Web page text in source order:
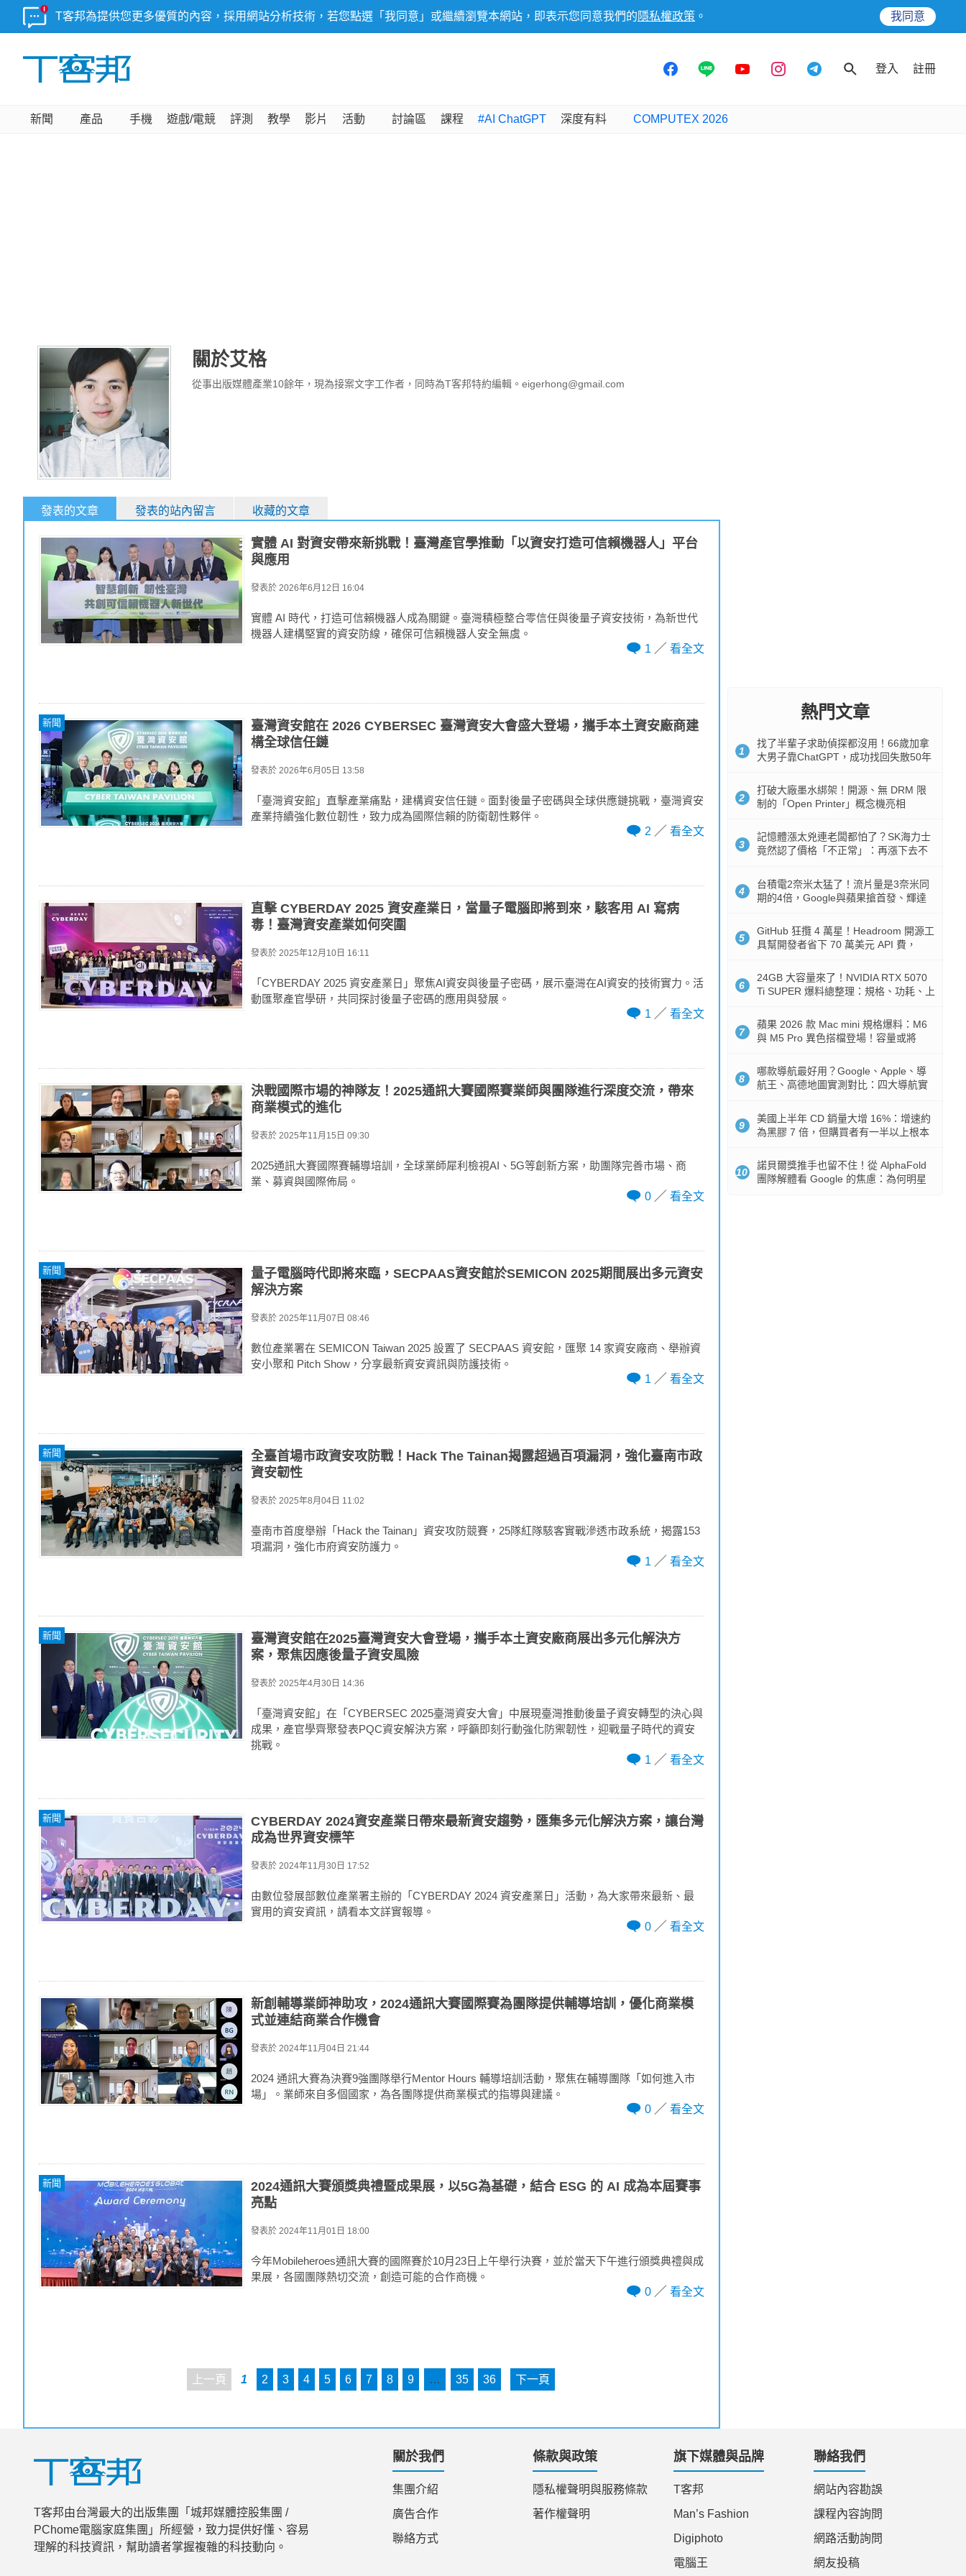
T客邦為提供您更多優質的內容，採用網站分析技術，若您點選「我同意」或繼續瀏覽本網站，即表示您同意我們的 隱私權政策 。 我同意
登入 註冊
新聞 產品 手機 遊戲/電競 評測 教學 影片 活動 討論區 課程 #AI ChatGPT 深度有料 COMPUTEX 2026
關於艾格
從事出版媒體產業10餘年，現為接案文字工作者，同時為T客邦特約編輯。eigerhong@gmail.com
發表的文章 發表的站內留言 收藏的文章
實體 AI 對資安帶來新挑戰！臺灣產官學推動「以資安打造可信賴機器人」平台
與應用
發表於 2026年6月12日 16:04
實體 AI 時代，打造可信賴機器人成為關鍵。臺灣積極整合零信任與後量子資安技術，為新世代
機器人建構堅實的資安防線，確保可信賴機器人安全無虞。
1
看全文
新聞
臺灣資安館在 2026 CYBERSEC 臺灣資安大會盛大登場，攜手本土資安廠商建
構全球信任鏈
發表於 2026年6月05日 13:58
「臺灣資安館」直擊產業痛點，建構資安信任鏈。面對後量子密碼與全球供應鏈挑戰，臺灣資安
產業持續強化數位韌性，致力成為國際信賴的防衛韌性夥伴。
2
看全文
直擊 CYBERDAY 2025 資安產業日，當量子電腦即將到來，駭客用 AI 寫病
毒！臺灣資安產業如何突圍
發表於 2025年12月10日 16:11
「CYBERDAY 2025 資安產業日」聚焦AI資安與後量子密碼，展示臺灣在AI資安的技術實力。活
動匯聚產官學研，共同探討後量子密碼的應用與發展。
1
看全文
決戰國際市場的神隊友！2025通訊大賽國際賽業師與團隊進行深度交流，帶來
商業模式的進化
發表於 2025年11月15日 09:30
2025通訊大賽國際賽輔導培訓，全球業師犀利檢視AI、5G等創新方案，助團隊完善市場、商
業、募資與國際佈局。
0
看全文
新聞
量子電腦時代即將來臨，SECPAAS資安館於SEMICON 2025期間展出多元資安
解決方案
發表於 2025年11月07日 08:46
數位產業署在 SEMICON Taiwan 2025 設置了 SECPAAS 資安館，匯聚 14 家資安廠商、舉辦資
安小聚和 Pitch Show，分享最新資安資訊與防護技術。
1
看全文
新聞
全臺首場市政資安攻防戰！Hack The Tainan揭露超過百項漏洞，強化臺南市政
資安韌性
發表於 2025年8月04日 11:02
臺南市首度舉辦「Hack the Tainan」資安攻防競賽，25隊紅隊駭客實戰滲透市政系統，揭露153
項漏洞，強化市府資安防護力。
1
看全文
新聞
臺灣資安館在2025臺灣資安大會登場，攜手本土資安廠商展出多元化解決方
案，聚焦因應後量子資安風險
發表於 2025年4月30日 14:36
「臺灣資安館」在「CYBERSEC 2025臺灣資安大會」中展現臺灣推動後量子資安轉型的決心與
成果，產官學齊聚發表PQC資安解決方案，呼籲即刻行動強化防禦韌性，迎戰量子時代的資安
挑戰。
1
看全文
新聞
CYBERDAY 2024資安產業日帶來最新資安趨勢，匯集多元化解決方案，讓台灣
成為世界資安標竿
發表於 2024年11月30日 17:52
由數位發展部數位產業署主辦的「CYBERDAY 2024 資安產業日」活動，為大家帶來最新、最
實用的資安資訊，請看本文詳實報導。
0
看全文
新創輔導業師神助攻，2024通訊大賽國際賽為團隊提供輔導培訓，優化商業模
式並連結商業合作機會
發表於 2024年11月04日 21:44
2024 通訊大賽為決賽9強團隊舉行Mentor Hours 輔導培訓活動，聚焦在輔導團隊「如何進入市
場」。業師來自多個國家，為各團隊提供商業模式的指導與建議。
0
看全文
新聞
2024通訊大賽頒獎典禮暨成果展，以5G為基礎，結合 ESG 的 AI 成為本屆賽事
亮點
發表於 2024年11月01日 18:00
今年Mobileheroes通訊大賽的國際賽於10月23日上午舉行決賽，並於當天下午進行頒獎典禮與成
果展，各國團隊熱切交流，創造可能的合作商機。
0
看全文
上一頁 1 2 3 4 5 6 7 8 9 … 35 36 下一頁
熱門文章
1
找了半輩子求助偵探都沒用！66歲加拿
大男子靠ChatGPT，成功找回失散50年
2
打破大廠墨水綁架！開源、無 DRM 限
制的「Open Printer」概念機亮相
3
記憶體漲太兇連老闆都怕了？SK海力士
竟然認了價格「不正常」：再漲下去不
4
台積電2奈米太猛了！流片量是3奈米同
期的4倍，Google與蘋果搶首發、輝達
5
GitHub 狂攬 4 萬星！Headroom 開源工
具幫開發者省下 70 萬美元 API 費，
6
24GB 大容量來了！NVIDIA RTX 5070
Ti SUPER 爆料總整理：規格、功耗、上
7
蘋果 2026 款 Mac mini 規格爆料：M6
與 M5 Pro 異色搭檔登場！容量或將
8
哪款導航最好用？Google、Apple、導
航王、高德地圖實測對比：四大導航實
9
美國上半年 CD 銷量大增 16%：增速約
為黑膠 7 倍，但購買者有一半以上根本
10
諾貝爾獎推手也留不住！從 AlphaFold
團隊解體看 Google 的焦慮：為何明星
T客邦由台灣最大的出版集團「城邦媒體控股集團 /
PChome電腦家庭集團」所經營，致力提供好懂、容易
理解的科技資訊，幫助讀者掌握複雜的科技動向。
關於我們
集團介紹
廣告合作
聯絡方式
條款與政策
隱私權聲明與服務條款
著作權聲明
旗下媒體與品牌
T客邦
Man’s Fashion
Digiphoto
電腦王
聯絡我們
網站內容勘誤
課程內容詢問
網路活動詢問
網友投稿